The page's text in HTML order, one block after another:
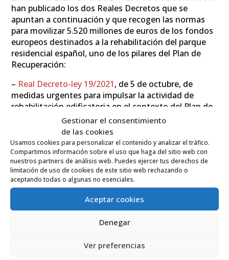
Gestionar el consentimiento
de las cookies
Usamos cookies para personalizar el contenido y analizar el tráfico.
Compartimos información sobre el uso que haga del sitio web con
nuestros partners de análisis web. Puedes ejercer tus derechos de
limitación de uso de cookies de este sitio web rechazando o
aceptando todas o algunas no esenciales.
Aceptar cookies
Denegar
Ver preferencias
han publicado los dos Reales Decretos que se
apuntan a continuación y que recogen las normas
para movilizar 5.520 millones de euros de los fondos
europeos destinados a la rehabilitación del parque
residencial español, uno de los pilares del Plan de
Recuperación:
– Real Decreto-ley 19/2021, de 5 de octubre, de
medidas urgentes para impulsar la actividad de
rehabilitación edificatoria en el contexto del Plan de
Recuperación, Transformación y Resiliencia.
Real Decreto 853/2021, de 5 de octubre, por el que
se regulan los programas de ayuda en materia de
rehabilitación residencial y vivienda social del Plan de
Recuperación, Transformación y Resiliencia.
El objetivo principal de las medidas en el contexto
del Plan de Recuperación, Transformación y
Resiliencia son la rehabilitación y mejora del parque
de viviendas para reducir su consumo energético.